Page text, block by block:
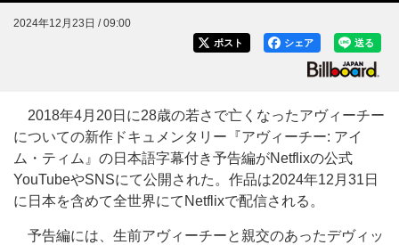
2024年12月23日 / 09:00
送る
シェア
ポスト
2018年4月20日に28歳の若さで亡くなったアヴィーチー
についての新作ドキュメンタリー『アヴィーチー: アイ
ム・ティム』の日本語字幕付き予告編がNetflixの公式
YouTubeやSNSにて公開された。作品は2024年12月31日
に日本を含めて全世界にてNetflixで配信される。
予告編には、生前アヴィーチーと親交のあったデヴィッ